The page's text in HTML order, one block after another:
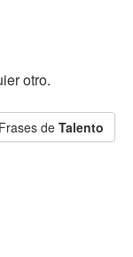
otro.
de Talento